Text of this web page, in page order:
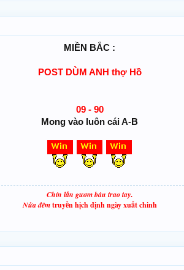
MIỀN BẮC :
POST DÙM ANH thợ Hồ
09 - 90
Mong vào luôn cái A-B
Chín lần gươm báu trao tay.
Nửa đêmtruyền hịch định ngày xuất chinh